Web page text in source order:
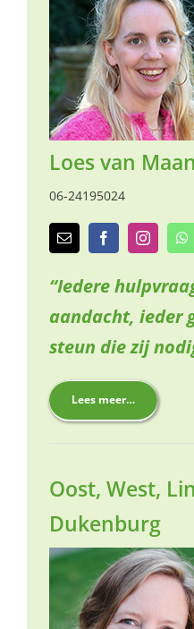
Loes van
06-24195024
“Iedere
aandacht, ieder
steun die zij
Lees meer…
Oost, West,
Dukenburg